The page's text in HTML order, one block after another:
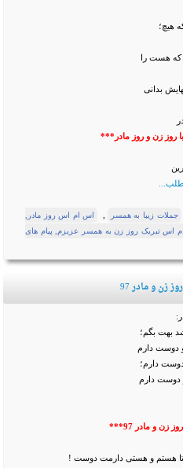
هیچ؛
که هست را
بدانی
روز زن و روز مادر***
جملات زیبا به همسر
اس ام اس روز مادر,
اس تبریک روز زن به همسر عزیزم, پیام های
زن و مادر 97
بهت بگم؛
دوست دارم
دوست دارم؛
دارم
و مادر 97***
هستم و هستی دارمت دوست !